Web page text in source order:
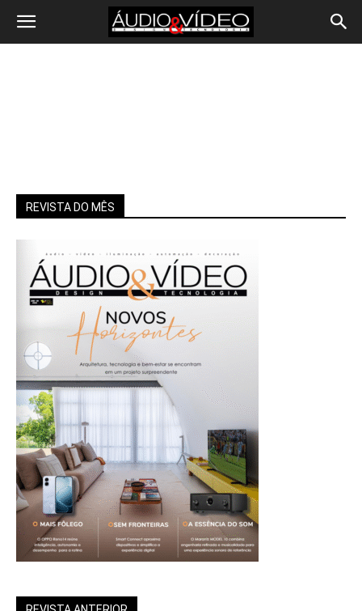
REVISTA DO MÊS